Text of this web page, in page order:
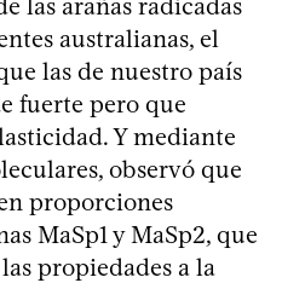
australianas, el
las de nuestro país
fuerte pero que
Y mediante
observó que
proporciones
MaSp1 y MaSp2, que
propiedades a la